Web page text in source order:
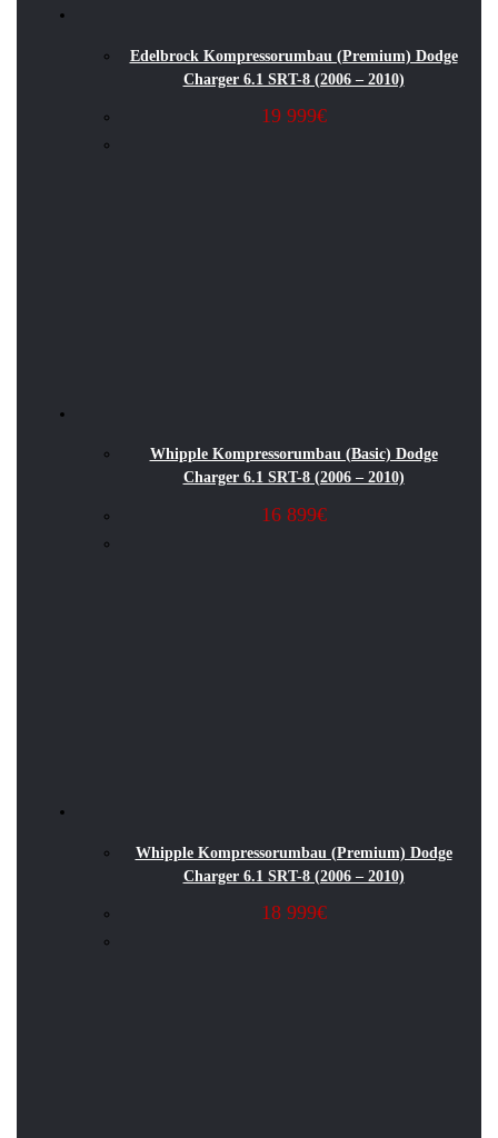
Edelbrock Kompressorumbau (Premium) Dodge
Charger 6.1 SRT-8 (2006 – 2010)
19 999€
Whipple Kompressorumbau (Basic) Dodge
Charger 6.1 SRT-8 (2006 – 2010)
16 899€
Whipple Kompressorumbau (Premium) Dodge
Charger 6.1 SRT-8 (2006 – 2010)
18 999€